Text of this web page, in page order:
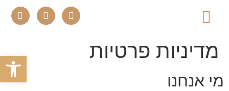
מדיניות פרטיות
מי אנחנו